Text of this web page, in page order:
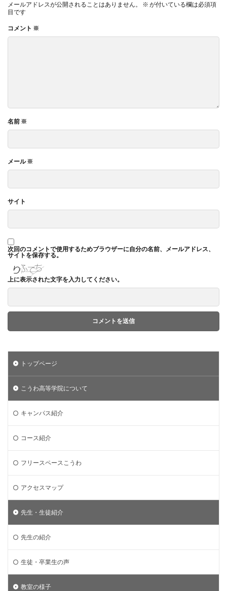
メールアドレスが公開されることはありません。 ※ が付いている欄は必須項
目です
コメント ※
名前 ※
メール※
サイト
次回のコメントで使用するためブラウザーに自分の名前、メールアドレス、
サイトを保存する。
上に表示された文字を入力してください。
トップページ
こうわ高等学院について
キャンパス紹介
コース紹介
フリースペースこうわ
アクセスマップ
先生・生徒紹介
先生の紹介
生徒・卒業生の声
教室の様子